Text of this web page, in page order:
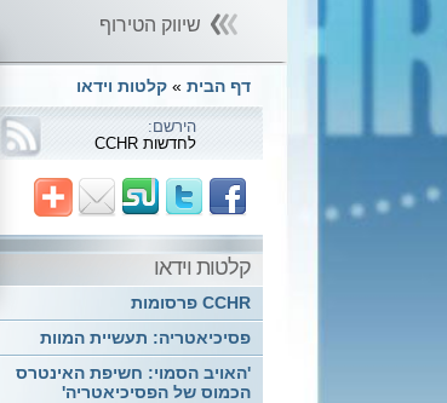
שיווק הטירוף
דף הבית » קלטות וידאו
הירשם:
לחדשות CCHR
קלטות וידאו
CCHR פרסומות
פסיכיאטריה: תעשיית המוות
'האויב הסמוי: חשיפת האינטרס
הכמוס של הפסיכיאטריה'